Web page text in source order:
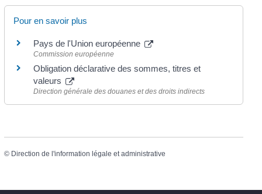
Pour en savoir plus
Pays de l'Union européenne
Commission européenne
Obligation déclarative des sommes, titres et
valeurs
Direction générale des douanes et des droits indirects
© Direction de l'information légale et administrative